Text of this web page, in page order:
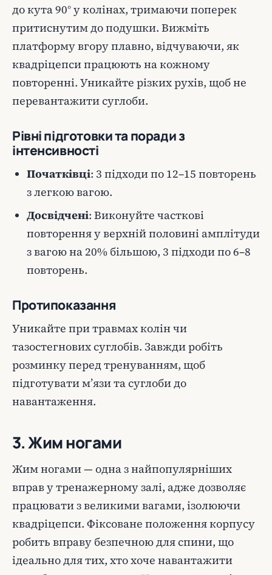
до кута 90° у колінах, тримаючи поперек
притиснутим до подушки. Вижміть
платформу вгору плавно, відчуваючи, як
квадріцепси працюють на кожному
повторенні. Уникайте різких рухів, щоб не
перевантажити суглоби.
Рівні підготовки та поради з
інтенсивності
Початківці: 3 підходи по 12–15 повторень
з легкою вагою.
Досвідчені: Виконуйте часткові
повторення у верхній половині амплітуди
з вагою на 20% більшою, 3 підходи по 6–8
повторень.
Протипоказання
Уникайте при травмах колін чи
тазостегнових суглобів. Завжди робіть
розминку перед тренуванням, щоб
підготувати м’язи та суглоби до
навантаження.
3. Жим ногами
Жим ногами — одна з найпопулярніших
вправ у тренажерному залі, адже дозволяє
працювати з великими вагами, ізолюючи
квадріцепси. Фіксоване положення корпусу
робить вправу безпечною для спини, що
ідеально для тих, хто хоче навантажити